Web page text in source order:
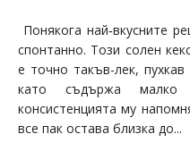
Понякога най‑вкусните
спонтанно. Този солен
е точно такъв-лек,
като съдържа
консистенцията му
все пак остава близка до...